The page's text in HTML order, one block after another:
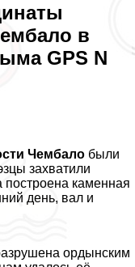
в
GPS N
Чембало были
захватили
каменная
день, вал и
ордынским